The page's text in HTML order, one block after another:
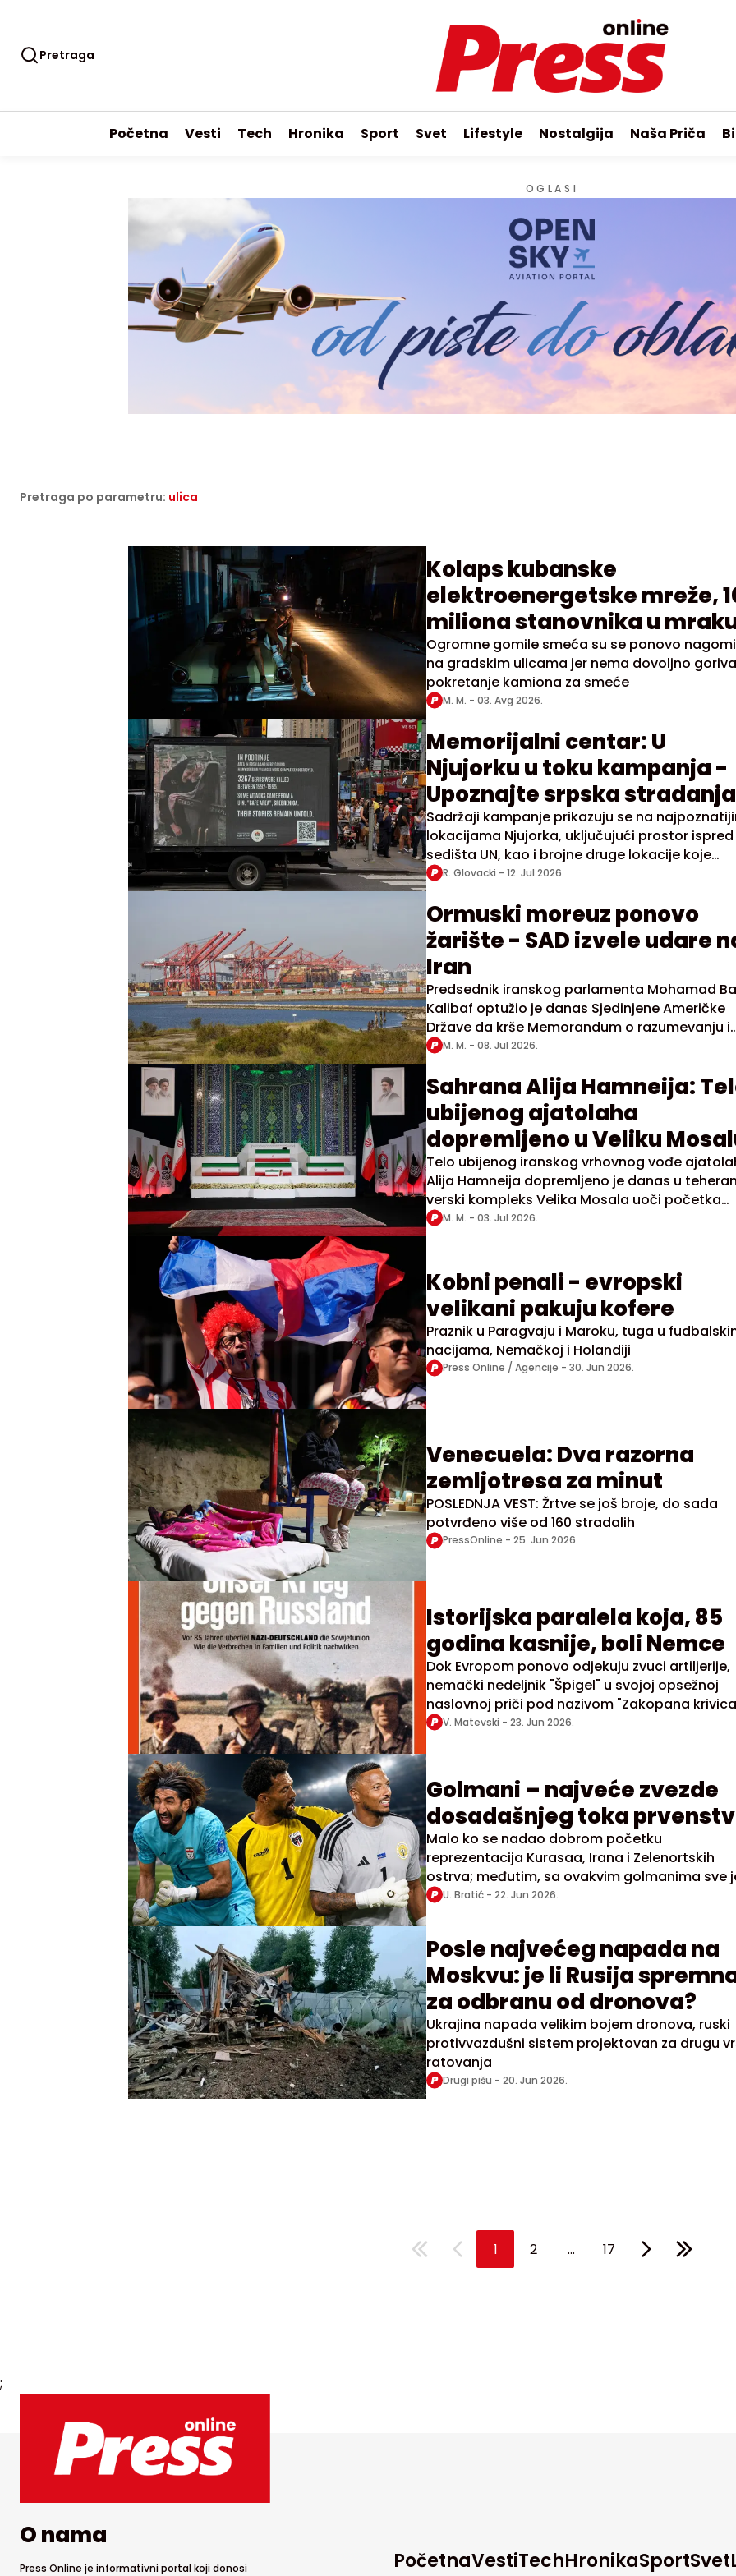
Pretraga
Početna Vesti Tech Hronika Sport Svet Lifestyle Nostalgija Naša Priča
OGLASI
Pretraga po parametru: ulica
Kolaps kubanske
elektroenergetske mreže,
miliona stanovnika u
Ogromne gomile smeća su se ponovo
na gradskim ulicama jer nema dovoljno
pokretanje kamiona za smeće
M. M. - 03. Avg 2026.
Memorijalni centar: U
Njujorku u toku kampanja -
Upoznajte srpska stradanja
Sadržaji kampanje prikazuju se na
lokacijama Njujorka, uključujući prostor ispred
sedišta UN, kao i brojne druge lokacije koje
predstavljaju simbole globalne diplomatije
R. Glovacki - 12. Jul 2026.
Ormuski moreuz ponovo
žarište - SAD izvele udare
Iran
Predsednik iranskog parlamenta Mohamad
Kalibaf optužio je danas Sjedinjene Američke
Države da krše Memorandum o razumevanju i
poručio da je era maltretiranja i iznude
M. M. - 08. Jul 2026.
Sahrana Alija Hamneija:
ubijenog ajatolaha
dopremljeno u Veliku
Telo ubijenog iranskog vrhovnog vođe
Alija Hamneija dopremljeno je danas u
verski kompleks Velika Mosala uoči početka
višednevnih pogrebnih ceremonija
M. M. - 03. Jul 2026.
Kobni penali - evropski
velikani pakuju kofere
Praznik u Paragvaju i Maroku, tuga u
nacijama, Nemačkoj i Holandiji
Press Online / Agencije - 30. Jun 2026.
Venecuela: Dva razorna
zemljotresa za minut
POSLEDNJA VEST: Žrtve se još broje, do sada
potvrđeno više od 160 stradalih
PressOnline - 25. Jun 2026.
Istorijska paralela koja, 85
godina kasnije, boli Nemce
Dok Evropom ponovo odjekuju zvuci artiljerije,
nemački nedeljnik "Špigel" u svojoj opsežnoj
naslovnoj priči pod nazivom "Zakopana
povlači uznemirujuće paralele između prošlosti
V. Matevski - 23. Jun 2026.
Golmani – najveće zvezde
dosadašnjeg toka
Malo ko se nadao dobrom početku
reprezentacija Kurasaa, Irana i Zelenortskih
ostrva; međutim, sa ovakvim golmanima sve
moguće
U. Bratić - 22. Jun 2026.
Posle najvećeg napada na
Moskvu: je li Rusija
za odbranu od dronova?
Ukrajina napada velikim bojem dronova, ruski
protivvazdušni sistem projektovan za drugu
ratovanja
Drugi pišu - 20. Jun 2026.
1 2 ... 17
;
O nama
Press Online je informativni portal koji donosi PočetnaVestiTechHronikaSportSvet